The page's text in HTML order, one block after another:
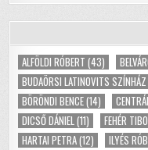
ALFÖLDI RÓBERT (43)
BUDAÖRSI LATINOVITS SZÍNHÁZ
BÖRÖNDI BENCE(14)
DICSŐ DÁNIEL (11) FEHÉR
HARTAI PETRA(12) ILYÉS